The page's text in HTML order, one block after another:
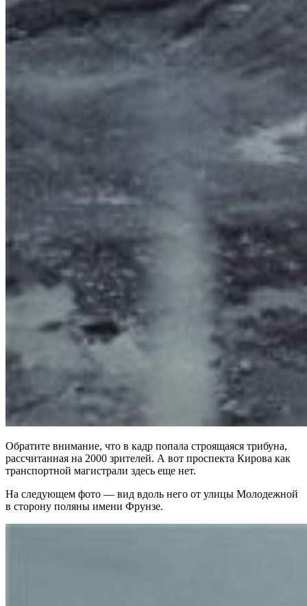
Обратите внимание, что в кадр попала строящаяся трибуна,
рассчитанная на 2000 зрителей. А вот проспекта Кирова как
транспортной магистрали здесь еще нет.
На следующем фото — вид вдоль него от улицы Молодежной
в сторону поляны имени Фрунзе.